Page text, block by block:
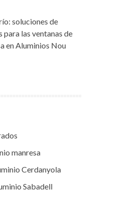
soluciones de
las ventanas de
en Aluminios Nou
manresa
Cerdanyola
Sabadell